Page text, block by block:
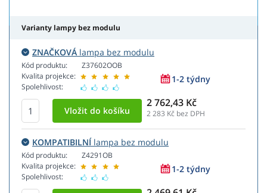
Varianty lampy bez modulu
ZNAČKOVÁ lampa bez modulu
Kód produktu:
Kvalita projekce:
Spolehlivost:
Z37602OOB
1-2 týdny
2 762,43 Kč
2 283 Kč bez DPH
KOMPATIBILNÍlampa bez modulu
Kód produktu:
Kvalita projekce:
Spolehlivost:
Z4291OB
1-2 týdny